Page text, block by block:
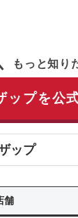
もっと知り
ップを公
ップ
舗